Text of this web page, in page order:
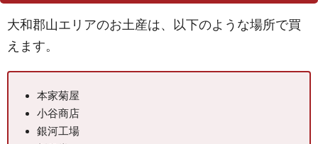
大和郡山エリアのお土産は、以下のような場所で買
えます。
本家菊屋
小谷商店
銀河工場